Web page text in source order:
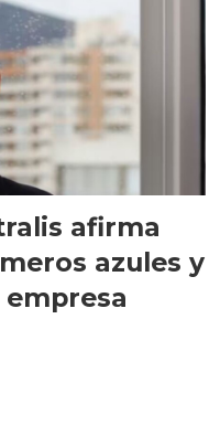
afirma
azules y